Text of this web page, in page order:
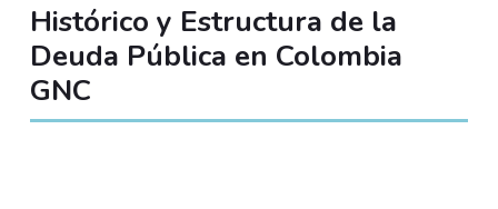
Histórico y Estructura de la
Deuda Pública en Colombia
GNC